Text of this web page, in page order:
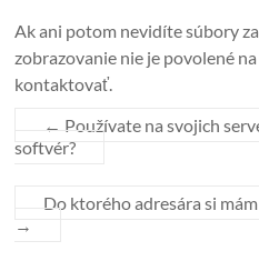
Ak ani potom nevidíte súbory
zobrazovanie nie je povolené
kontaktovať.
← Používate na svojich
softvér?
Do ktorého adresára si
→